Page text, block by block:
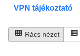
VPN tájékoztató
Rács nézet